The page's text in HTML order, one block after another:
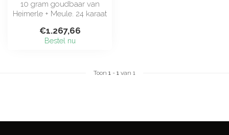
10 gram goudbaar van
Heimerle + Meule. 24 karaat
gekeurd...
€1.267,66
Bestel nu
Toon 1 - 1 van 1